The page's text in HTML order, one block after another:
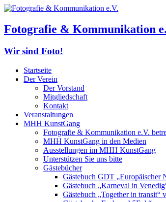
Fotografie & Kommunikation
Wir sind Foto!
Startseite
Der Verein
Der Vorstand
Mitgliedschaft
Kontakt
Veranstaltungen
MHH KunstGang
Fotografie & Kommunikation e.V.
MHH KunstGang in den Medien
Ausstellungen im MHH KunstGang
Unterstützen Sie uns bitte
Gästebücher
Gästebuch GDT „Europäischer
Gästebuch „Karneval in
Gästebuch „Together in